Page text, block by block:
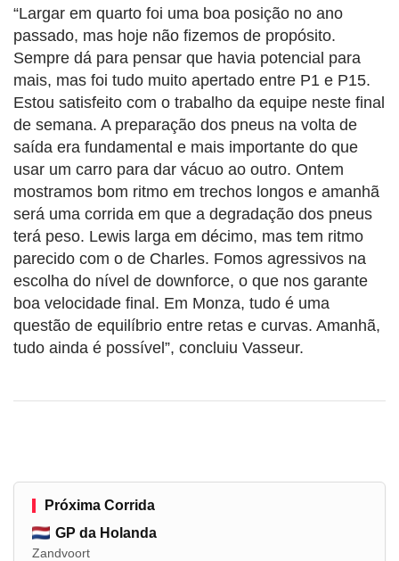
“Largar em quarto foi uma boa posição no ano
passado, mas hoje não fizemos de propósito.
Sempre dá para pensar que havia potencial para
mais, mas foi tudo muito apertado entre P1 e P15.
Estou satisfeito com o trabalho da equipe neste final
de semana. A preparação dos pneus na volta de
saída era fundamental e mais importante do que
usar um carro para dar vácuo ao outro. Ontem
mostramos bom ritmo em trechos longos e amanhã
será uma corrida em que a degradação dos pneus
terá peso. Lewis larga em décimo, mas tem ritmo
parecido com o de Charles. Fomos agressivos na
escolha do nível de downforce, o que nos garante
boa velocidade final. Em Monza, tudo é uma
questão de equilíbrio entre retas e curvas. Amanhã,
tudo ainda é possível”, concluiu Vasseur.
Próxima Corrida
GP da Holanda
Zandvoort